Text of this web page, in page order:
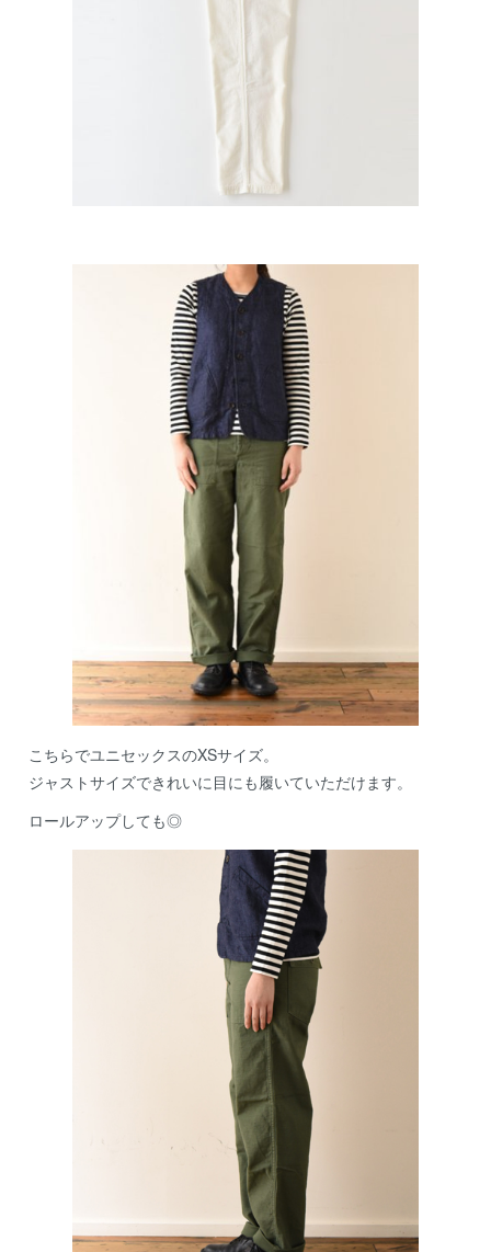
こちらでユニセックスのXSサイズ。
ジャストサイズできれいに目にも履いていただけます。
ロールアップしても◎